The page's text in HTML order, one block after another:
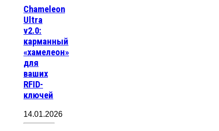
Chameleon
Ultra
v2.0:
карманный
«хамелеон»
для
ваших
RFID-
ключей
14.01.2026